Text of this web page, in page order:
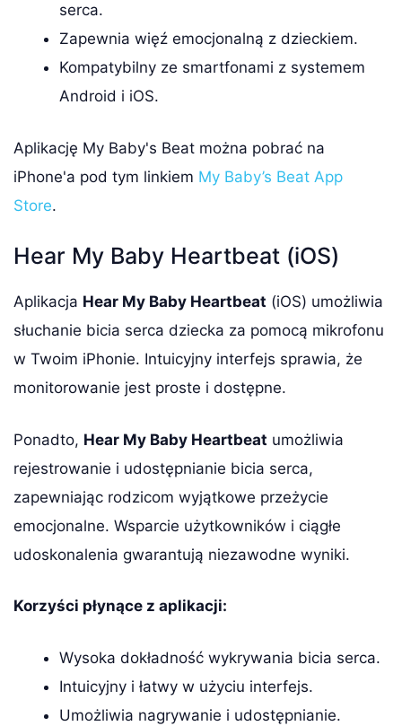
serca.
Zapewnia więź emocjonalną z dzieckiem.
Kompatybilny ze smartfonami z systemem
Android i iOS.
Aplikację My Baby's Beat można pobrać na
iPhone'a pod tym linkiem My Baby’s Beat App
Store.
Hear My Baby Heartbeat (iOS)
Aplikacja Hear My Baby Heartbeat (iOS) umożliwia
słuchanie bicia serca dziecka za pomocą mikrofonu
w Twoim iPhonie. Intuicyjny interfejs sprawia, że
monitorowanie jest proste i dostępne.
Ponadto, Hear My Baby Heartbeat umożliwia
rejestrowanie i udostępnianie bicia serca,
zapewniając rodzicom wyjątkowe przeżycie
emocjonalne. Wsparcie użytkowników i ciągłe
udoskonalenia gwarantują niezawodne wyniki.
Korzyści płynące z aplikacji:
Wysoka dokładność wykrywania bicia serca.
Intuicyjny i łatwy w użyciu interfejs.
Umożliwia nagrywanie i udostępnianie.